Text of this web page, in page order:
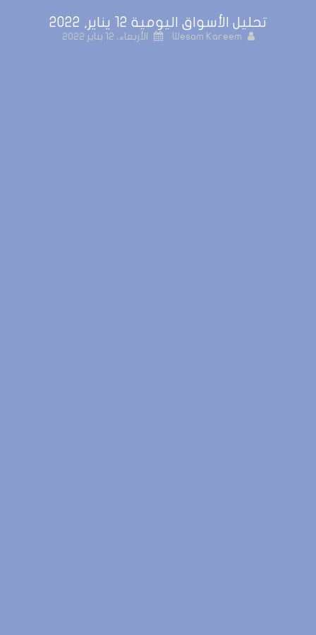
تحليل الأسواق اليومية 12 يناير, 2022
Wesam Kareem الأربعاء، 12 يناير 2022